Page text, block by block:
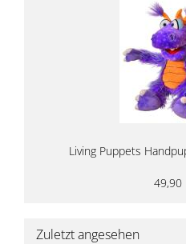
Living Puppets
49,90
Zuletzt angesehen